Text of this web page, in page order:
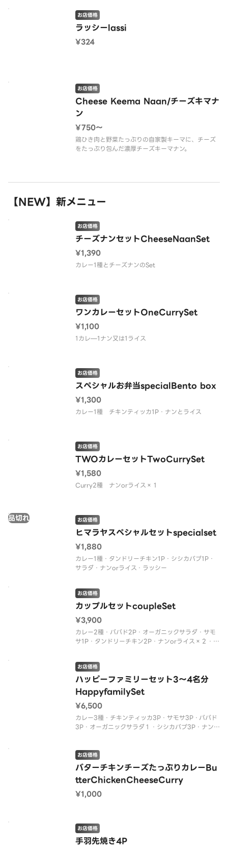
ラッシーlassi
お店価格
¥324
Cheese Keema Naan/チーズキマナ
ン
お店価格
¥750〜
鶏ひき肉と野菜たっぷりの自家製キーマに、チーズ
をたっぷり包んだ濃厚チーズキーマナン。
【NEW】新メニュー
チーズナンセットCheeseNaanSet
お店価格
¥1,390
カレー1種とチーズナンのSet
ワンカレーセットOneCurrySet
お店価格
¥1,100
1カレ—1ナン又は1ライス
スペシャルお弁当specialBento box
お店価格
¥1,300
カレー1種 チキンティッカ1P・ナンとライス
TWOカレーセットTwoCurrySet
お店価格
¥1,580
Curry2種 ナンorライス×１
ヒマラヤスペシャルセットspecialset
品切れ お店価格
¥1,880
カレー1種・タンドリーチキン1P・シシカバブ1P・
サラダ・ナンorライス・ラッシー
カップルセットcoupleSet
お店価格
¥3,900
カレー2種・パパド2P・オーガニックサラダ・サモ
サ1P・タンドリーチキン2P・ナンorライス×２・ド
ハッピーファミリーセット3～4名分
HappyfamilySet
お店価格
¥6,500
カレー3種・チキンティッカ3P・サモサ3P・パパド
3P・オーガニックサラダ１・シシカバブ3P・ナンo
バターチキンチーズたっぷりカレーBu
tterChickenCheeseCurry
お店価格
¥1,000
手羽先焼き4P
お店価格